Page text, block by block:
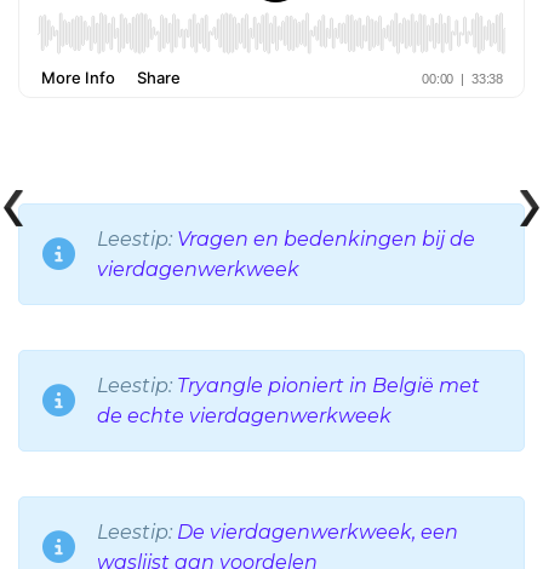
Leestip: Vragen en bedenkingen bij de
vierdagenwerkweek
Leestip: Tryangle pioniert in België met
de echte vierdagenwerkweek
Leestip: De vierdagenwerkweek, een
waslijst aan voordelen